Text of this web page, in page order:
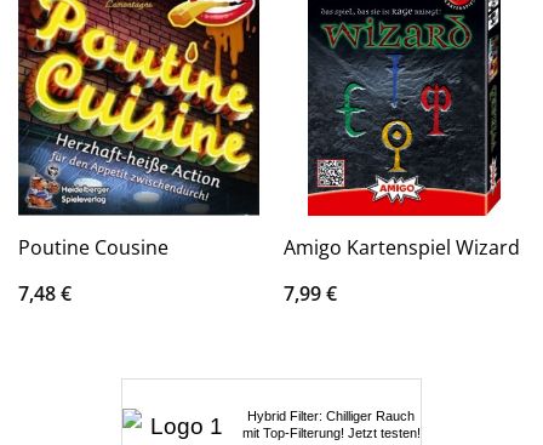
Poutine Cousine
7,48€
Amigo Kartenspiel Wizard
7,99€
Hybrid Filter: Chilliger Rauch
mit Top-Filterung! Jetzt testen!